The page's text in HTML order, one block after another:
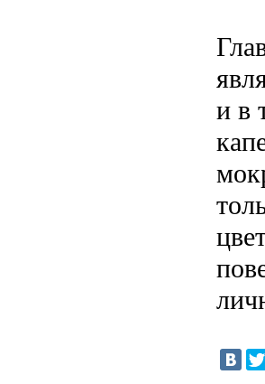
и в